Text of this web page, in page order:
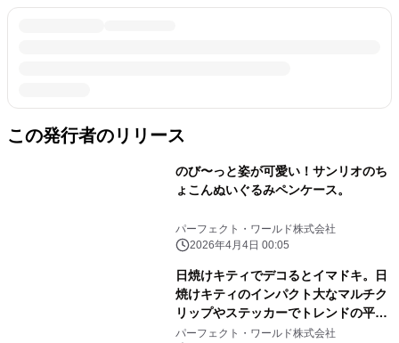
この発行者のリリース
のび〜っと姿が可愛い！サンリオのち
ょこんぬいぐるみペンケース。
パーフェクト・ワールド株式会社
2026年4月4日 00:05
日焼けキティでデコるとイマドキ。日
焼けキティのインパクト大なマルチク
リップやステッカーでトレンドの平成
レトロ感ばっちりです。
パーフェクト・ワールド株式会社